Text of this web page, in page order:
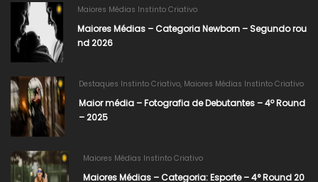
Maiores Médias Instinto Criativo
Maiores Médias – Categoria Newborn – Segundo rou
nd 2026
Destaques Instinto Criativo, Maiores Médias Instinto Criativo
Maior média – Fotografia de Debutantes – 4º Round
– 2025
Maiores Médias Instinto Criativo
Maiores Médias – Categoria: Esporte – 4° Round 20